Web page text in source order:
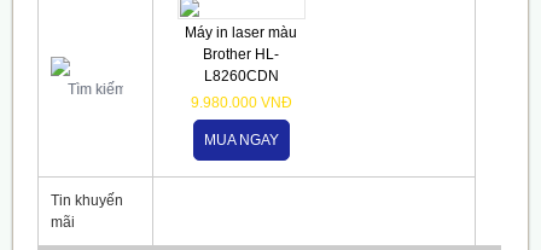
Máy in laser màu
Brother HL-
L8260CDN
9.980.000 VNĐ
MUA NGAY
Tin khuyến
mãi